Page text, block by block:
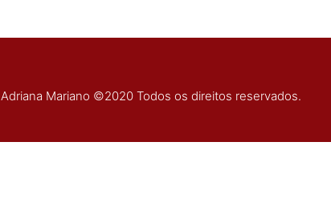
Adriana Mariano ©2020 Todos os direitos reservados.